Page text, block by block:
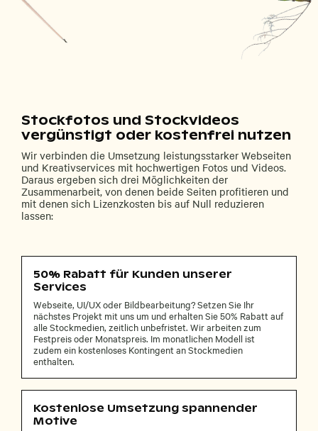
Stockfotos und Stockvideos
vergünstigt oder kostenfrei nutzen
Wir verbinden die Umsetzung leistungsstarker Webseiten
und Kreativservices mit hochwertigen Fotos und Videos.
Daraus ergeben sich drei Möglichkeiten der
Zusammenarbeit, von denen beide Seiten profitieren und
mit denen sich Lizenzkosten bis auf Null reduzieren
lassen:
50% Rabatt für Kunden unserer
Services
Webseite, UI/UX oder Bildbearbeitung? Setzen Sie Ihr
nächstes Projekt mit uns um und erhalten Sie 50% Rabatt auf
alle Stockmedien, zeitlich unbefristet. Wir arbeiten zum
Festpreis oder Monatspreis. Im monatlichen Modell ist
zudem ein kostenloses Kontingent an Stockmedien
enthalten.
Kostenlose Umsetzung spannender
Motive